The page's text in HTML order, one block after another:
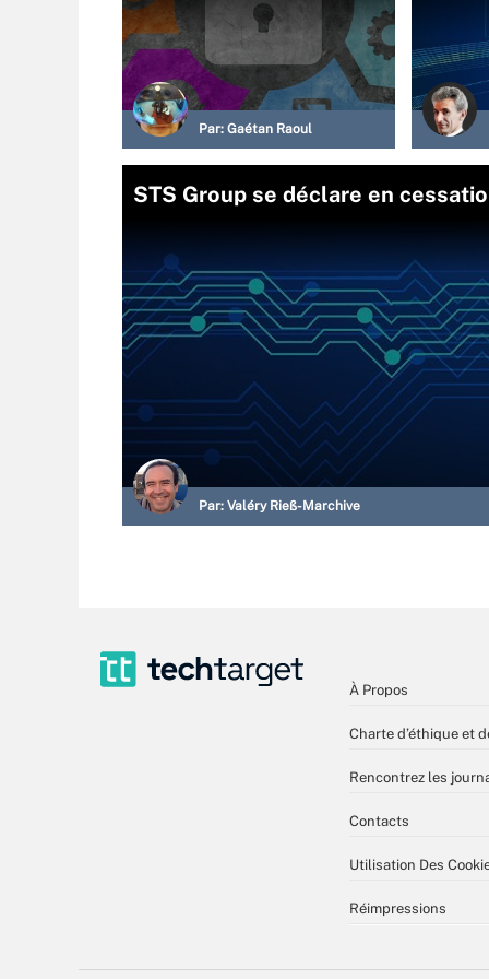
Par: Gaétan Raoul
STS Group se déclare en
Par: Valéry Rieß-Marchive
À Propos
Charte d’éthique et
Rencontrez les
Contacts
Utilisation Des
Réimpressions